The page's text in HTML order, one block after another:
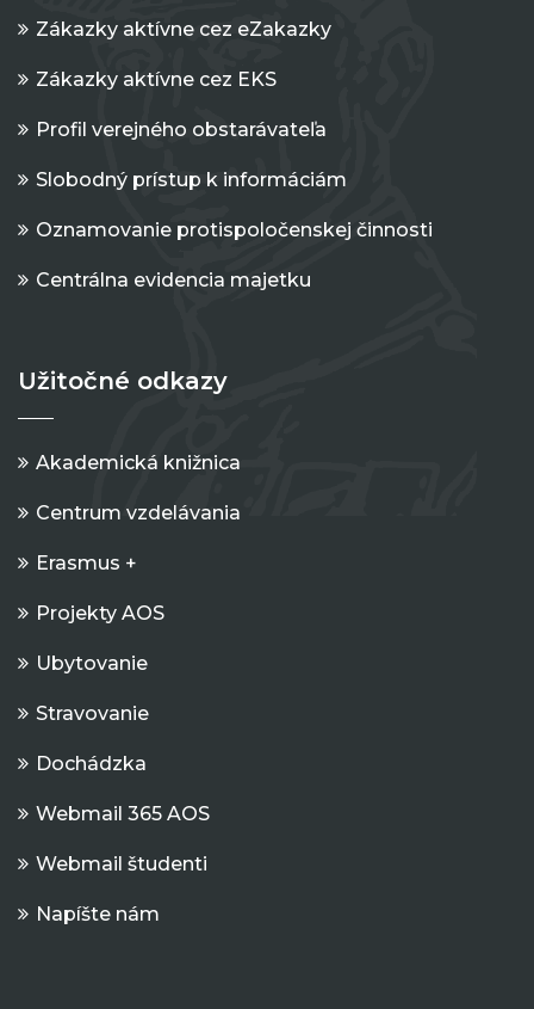
Zákazky aktívne cez eZakazky
Zákazky aktívne cez EKS
Profil verejného obstarávateľa
Slobodný prístup k informáciám
Oznamovanie protispoločenskej činnosti
Centrálna evidencia majetku
Užitočné odkazy
Akademická knižnica
Centrum vzdelávania
Erasmus +
Projekty AOS
Ubytovanie
Stravovanie
Dochádzka
Webmail 365 AOS
Webmail študenti
Napíšte nám